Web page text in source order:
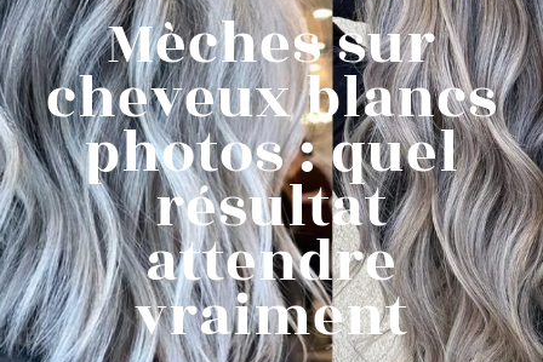
Mèches sur
cheveux blancs
photos : quel
résultat
attendre
vraiment